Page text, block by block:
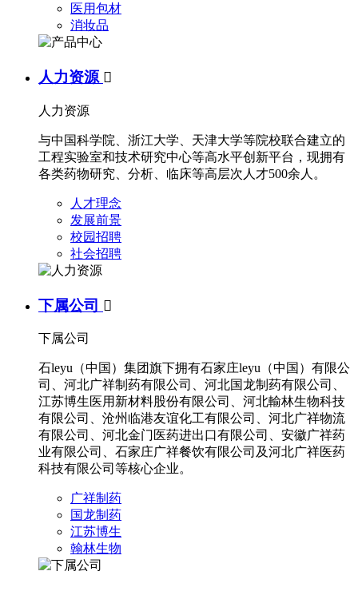
医用包材
消妆品
人力资源 
人力资源
与中国科学院、浙江大学、天津大学等院校联合建立的
工程实验室和技术研究中心等高水平创新平台，现拥有
各类药物研究、分析、临床等高层次人才500余人。
人才理念
发展前景
校园招聘
社会招聘
下属公司 
下属公司
石leyu（中国）集团旗下拥有石家庄leyu（中国）有限公
司、河北广祥制药有限公司、河北国龙制药有限公司、
江苏博生医用新材料股份有限公司、河北輸林生物科技
有限公司、沧州临港友谊化工有限公司、河北广祥物流
有限公司、河北金门医药进出口有限公司、安徽广祥药
业有限公司、石家庄广祥餐饮有限公司及河北广祥医药
科技有限公司等核心企业。
广祥制药
国龙制药
江苏博生
翰林生物